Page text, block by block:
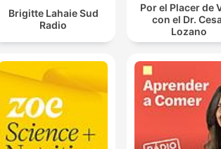
Brigitte Lahaie Sud
Radio
Por el Placer de
con el Dr.
Lozano